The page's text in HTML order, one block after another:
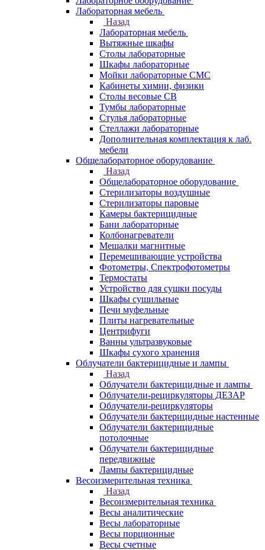
Лабораторная мебель
Назад
Лабораторная мебель
Вытяжные шкафы
Столы лабораторные
Шкафы лабораторные
Мойки лабораторные СМС
Кабинеты химии, физики
Столы весовые СВ
Тумбы лабораторные
Стулья лабораторные
Стеллажи лабораторные
Дополнительная комплектация к лаб.
мебели
Общелабораторное оборудование
Назад
Общелабораторное оборудование
Стерилизаторы воздушные
Стерилизаторы паровые
Камеры бактерицидные
Бани лабораторные
Колбонагреватели
Мешалки магнитные
Перемешивающие устройства
Фотометры, Спектрофотометры
Термостаты
Устройство для сушки посуды
Шкафы сушильные
Печи муфельные
Плиты нагревательные
Центрифуги
Ванны ультразвуковые
Шкафы сухого хранения
Облучатели бактерицидные и лампы
Назад
Облучатели бактерицидные и лампы
Облучатели-рециркуляторы ДЕЗАР
Облучатели-рециркуляторы
Облучатели бактерицидные настенные
Облучатели бактерицидные
потолочные
Облучатели бактерицидные
передвижные
Лампы бактерицидные
Весоизмерительная техника
Назад
Весоизмерительная техника
Весы аналитические
Весы лабораторные
Весы порционные
Весы счетные